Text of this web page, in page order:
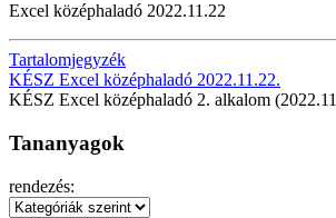
Excel középhaladó 2022.11.22
Tartalomjegyzék
KÉSZ Excel középhaladó 2022.11.22.
KÉSZ Excel középhaladó 2. alkalom
Tananyagok
rendezés: